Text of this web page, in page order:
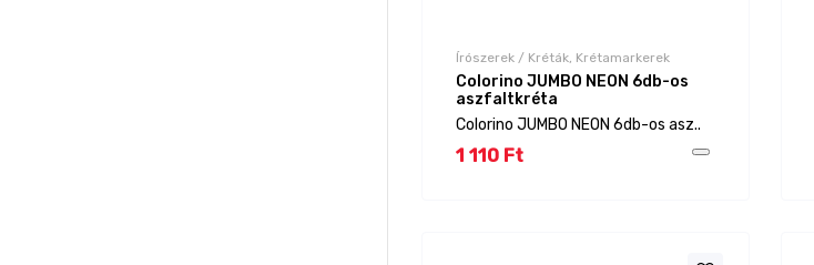
Írószerek / Kréták, Krétamarkerek
Colorino JUMBO NEON 6db-os
aszfaltkréta
Colorino JUMBO NEON 6db-os asz..
1 110 Ft